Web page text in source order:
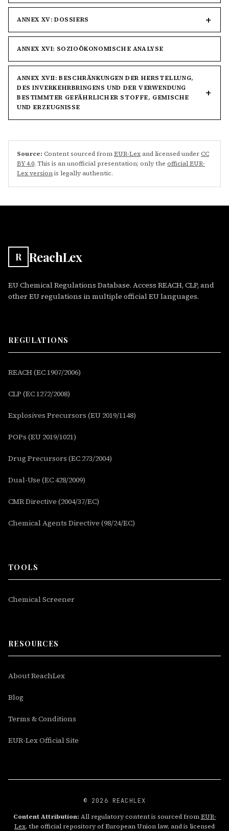
ANNEX XV: DOSSIERS
ANNEX XVI: SOZIOÖKONOMISCHE ANALYSE
ANNEX XVII: BESCHRÄNKUNGEN DER HERSTELLUNG,
DES INVERKEHRBRINGENS UND DER VERWENDUNG
BESTIMMTER GEFÄHRLICHER STOFFE, GEMISCHE
UND ERZEUGNISSE
Source: Content sourced fromEUR-Lexand licensed underCC
BY 4.0. This is an unofficial presentation; only the official EUR-
Lex versionis legally authentic.
R ReachLex
EU Chemical Regulations Database. Access REACH, CLP, and
other EU regulations in multiple official EU languages.
REGULATIONS
REACH (EC 1907/2006)
CLP (EC 1272/2008)
Explosives Precursors (EU 2019/1148)
POPs (EU 2019/1021)
Drug Precursors (EC 273/2004)
Dual-Use (EC 428/2009)
CMR Directive (2004/37/EC)
Chemical Agents Directive (98/24/EC)
TOOLS
Chemical Screener
RESOURCES
About ReachLex
Blog
Terms & Conditions
EUR-Lex Official Site
© 2026 REACHLEX
Content Attribution: All regulatory content is sourced fromEUR-
Lex, the official repository of European Union law, and is licensed